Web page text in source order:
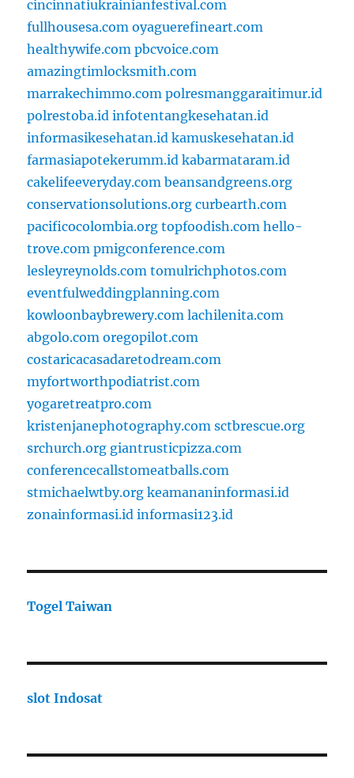
cincinnatiukrainianfestival.com
fullhousesa.com oyaguerefineart.com
healthywife.com pbcvoice.com
amazingtimlocksmith.com
marrakechimmo.com polresmanggaraitimur.id
polrestoba.id infotentangkesehatan.id
informasikesehatan.id kamuskesehatan.id
farmasiapotekerumm.id kabarmataram.id
cakelifeeveryday.com beansandgreens.org
conservationsolutions.org curbearth.com
pacificocolombia.org topfoodish.com hello-
trove.com pmigconference.com
lesleyreynolds.com tomulrichphotos.com
eventfulweddingplanning.com
kowloonbaybrewery.com lachilenita.com
abgolo.com oregopilot.com
costaricacasadaretodream.com
myfortworthpodiatrist.com
yogaretreatpro.com
kristenjanephotography.com sctbrescue.org
srchurch.org giantrusticpizza.com
conferencecallstomeatballs.com
stmichaelwtby.org keamananinformasi.id
zonainformasi.id informasi123.id
Togel Taiwan
slot Indosat